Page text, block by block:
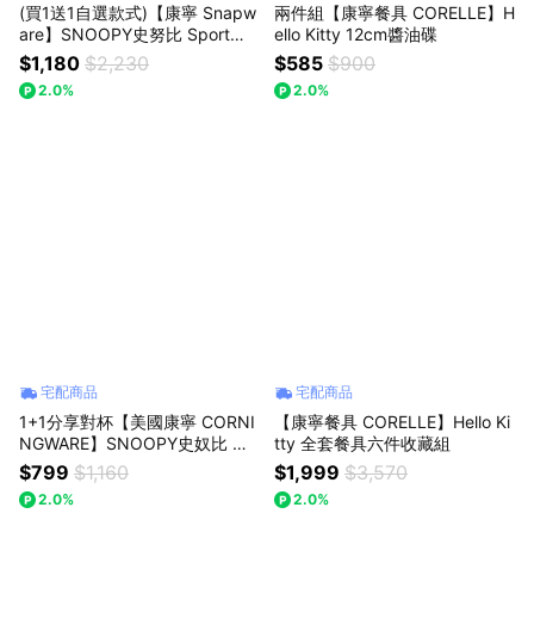
(買1送1自選款式)【康寧 Snapw
are】SNOOPY史努比 Sport奶
茶色不鏽鋼保冰保溫瓶1250ml
+手提玻璃瓶820ml
$1,180 $2,230
2.0%
兩件組【康寧餐具 CORELLE】H
ello Kitty 12cm醬油碟
$585 $900
2.0%
宅配商品
1+1分享對杯【美國康寧 CORNI
NGWARE】SNOOPY史奴比 冒
險日常/日常幸福系列 附蓋馬克
杯450m
$799 $1,160
2.0%
宅配商品
【康寧餐具 CORELLE】Hello Ki
tty 全套餐具六件收藏組
$1,999 $3,570
2.0%